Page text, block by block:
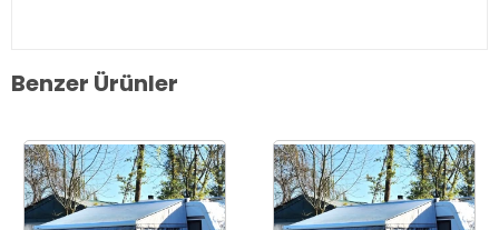
Benzer Ürünler